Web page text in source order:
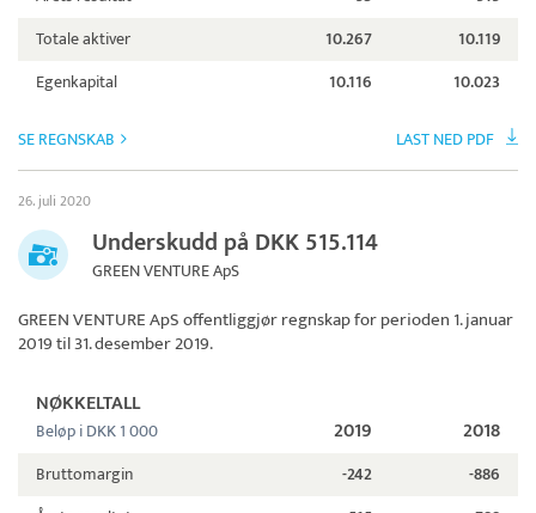
Totale aktiver
10.267
10.119
Egenkapital
10.116 10.023
SE REGNSKAB LAST NED PDF
26. juli 2020
Underskudd på DKK 515.114
GREEN VENTURE ApS
GREEN VENTURE ApSoffentliggjør regnskap for perioden 1. januar
2019 til 31. desember 2019.
NØKKELTALL
Beløp i DKK 1 000 2019 2018
Bruttomargin -242
-886